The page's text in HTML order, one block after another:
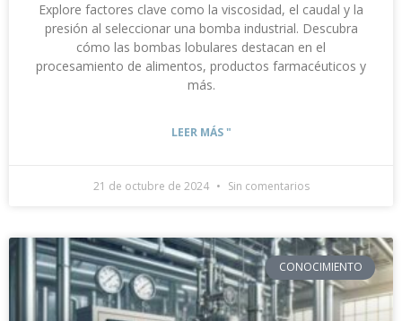
Explore factores clave como la viscosidad, el caudal y la
presión al seleccionar una bomba industrial. Descubra
cómo las bombas lobulares destacan en el
procesamiento de alimentos, productos farmacéuticos y
más.
LEER MÁS "
21 de octubre de 2024 Sin comentarios
CONOCIMIENTO